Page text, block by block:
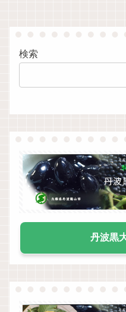
検索
丹波黒